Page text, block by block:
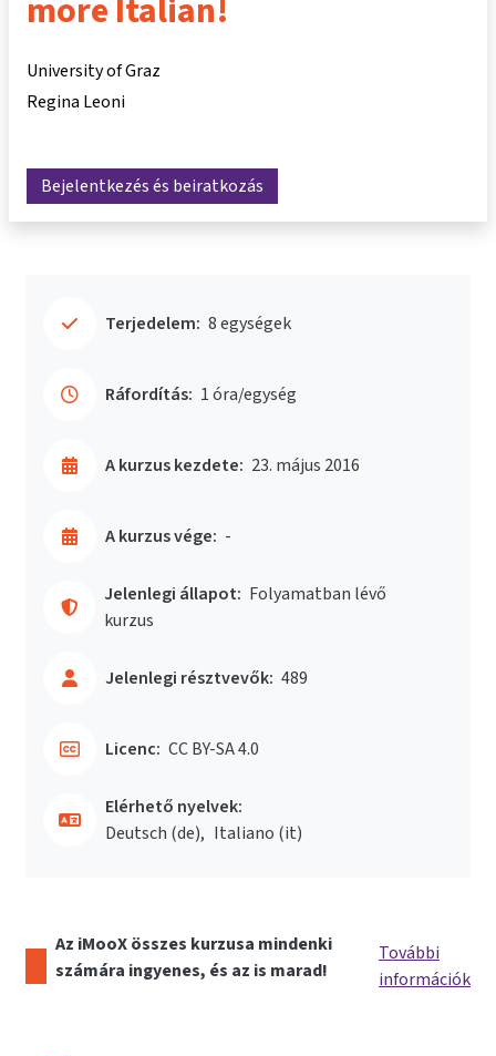
more Italian!
University of Graz
Regina Leoni
Bejelentkezés és beiratkozás
Terjedelem: 8 egységek
Ráfordítás: 1 óra/egység
A kurzus kezdete: 23. május 2016
A kurzus vége: -
Jelenlegi állapot: Folyamatban lévő
kurzus
Jelenlegi résztvevők: 489
Licenc: CC BY-SA 4.0
Elérhető nyelvek:
Deutsch ‎(de)‎
Italiano ‎(it)‎
Az iMooX összes kurzusa mindenki
számára ingyenes, és az is marad!
További
információk